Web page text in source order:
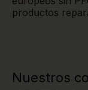
productos
Nuestros